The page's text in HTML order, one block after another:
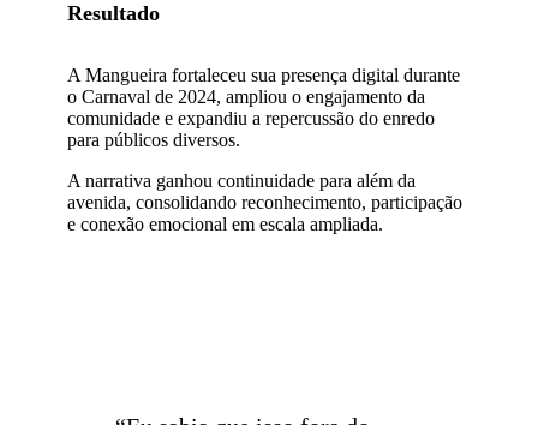
Resultado
A Mangueira fortaleceu sua presença digital durante
o Carnaval de 2024, ampliou o engajamento da
comunidade e expandiu a repercussão do enredo
para públicos diversos.
A narrativa ganhou continuidade para além da
avenida, consolidando reconhecimento, participação
e conexão emocional em escala ampliada.